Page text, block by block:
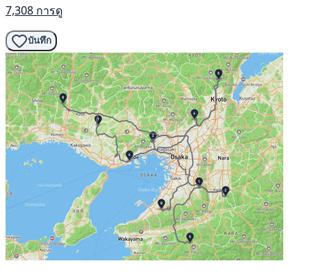
7,308 การดู
บันทึก